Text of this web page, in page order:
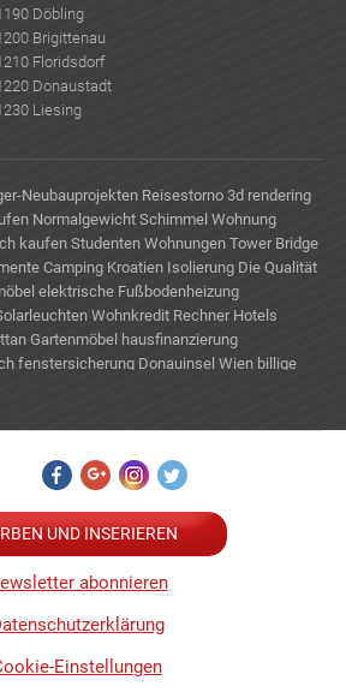
Döbling
Brigittenau
Floridsdorf
Donaustadt
Liesing
Neubauprojekten Reisestorno 3d rendering
Normalgewicht Schimmel Wohnung
kaufen Studenten Wohnungen Tower Bridge
Camping Kroatien Isolierung Die Qualität
elektrische Fußbodenheizung
Wohnkredit Rechner Hotels
Gartenmöbel hausfinanzierung
fenstersicherung Donauinsel Wien billige
UND INSERIEREN
abonnieren
Einstellungen